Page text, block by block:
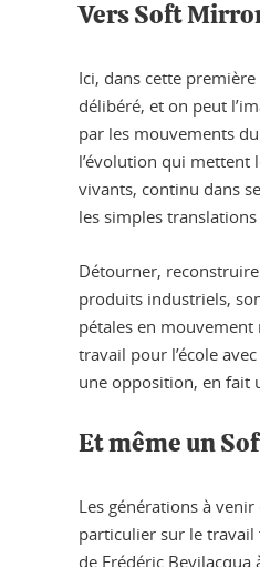
Vers Soft
Ici, dans cette
délibéré, et on peut
par les mouvements
l’évolution qui mettent
vivants, continu dans
les simples
Détourner,
produits industriels,
pétales en mouvement
travail pour l’école
une opposition, en fait
Et même un
Les générations à
particulier sur le travail
de Frédéric Bevilacqua